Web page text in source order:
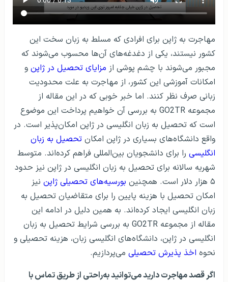
مهاجرت به ژاپن برای افرادی که مسلط به زبان سخت این
کشور نیستند، یکی از دغدغه‌‌های آن‌ها محسوب می‌شوند که
مجبور می‌شوند با چشم پوشی از مزایای تحصیل در ژاپن و
امکانات آموزشی این کشور، از مهاجرت به علت محدودیت
زبانی صرف نظر کنند. اما خبر خوبی که در این مقاله از
مجموعه GO2TR به بررسی آن خواهیم پرداخت این موضوع
است که تحصیل به زبان انگلیسی در ژاپن امکان‌پذیر است. در
واقع دانشگاه‌های بسیاری در ژاپن امکان تحصیل به زبان
انگلیسی را برای دانشجویان بین‌المللی فراهم کرده‌اند. متوسط
شهریه سالانه برای تحصیل به زبان انگلیسی در ژاپن نیز حدود
۵ هزار دلار است. همچنین
بورسیه‌های تحصیلی ژاپن نیز
امکان تحصیل با هزینه پایین را برای متقاضیان تحصیل به
زبان انگلیسی ایجاد کرده‌اند. به همین دلیل در ادامه این
مقاله از مجموعه GO2TR به بررسی شرایط تحصیل به زبان
انگلیسی در ژاپن، دانشگاه‌های انگلیسی زبان، هزینه تحصیلی و
نحوه اخذ پذیرش تحصیلی می‌پردازیم.
اگر قصد مهاجرت دارید می‌توانید به‌راحتی از طریق تماس با